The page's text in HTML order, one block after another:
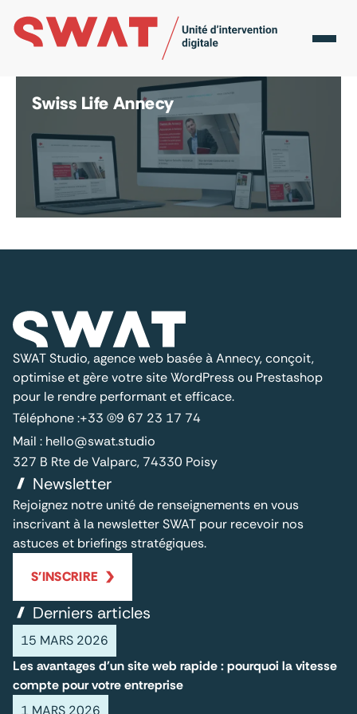
Les missions accomplies par SWAT
réalisations
Swiss Life Annecy
SWAT Studio, agence web basée à Annecy, conçoit,
optimise et gère votre site WordPress ou Prestashop
pour le rendre performant et efficace.
Téléphone :+33 (0)9 67 23 17 74
Mail : hello@swat.studio
327 B Rte de Valparc, 74330 Poisy
Newsletter
Rejoignez notre unité de renseignements en vous
inscrivant à la newsletter SWAT pour recevoir nos
astuces et briefings stratégiques.
S'INSCRIRE
Derniers articles
15 MARS 2026
Les avantages d'un site web rapide : pourquoi la vitesse
compte pour votre entreprise
1 MARS 2026